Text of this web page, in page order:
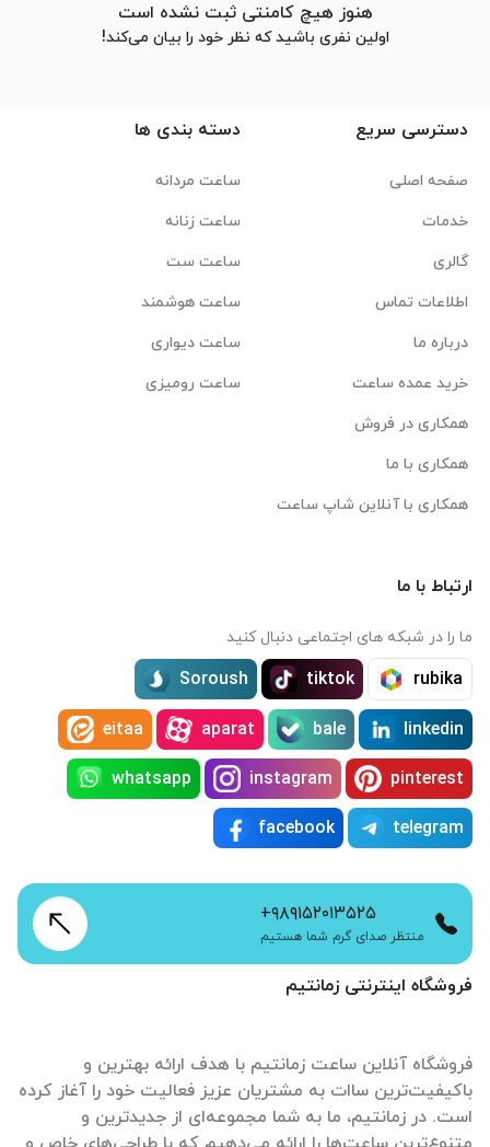
هنوز هیچ کامنتی ثبت نشده است
اولین نفری باشید که نظر خود را بیان می‌کند!
فروشگاه اینترنتی زمانتیم
فروشگاه آنلاین ساعت زمانتیم با هدف ارائه بهترین و
باکیفیت‌ترین ساات‌ به مشتریان عزیز فعالیت خود را آغاز کرده
است. در زمانتیم، ما به شما مجموعه‌ای از جدیدترین و
دسترسی سریع
صفحه اصلی
خدمات
گالری
اطلاعات تماس
درباره ما
خرید عمده ساعت
همکاری در فروش
همکاری با ما
همکاری با آنلاین شاپ ساعت
دسته بندی ها
ساعت مردانه
ساعت زنانه
ساعت ست
ساعت هوشمند
ساعت دیواری
ساعت رومیزی
ارتباط با ما
ما را در شبکه های اجتماعی دنبال کنید
rubika
tiktok
Soroush
linkedin
bale
aparat
eitaa
pinterest
instagram
whatsapp
telegram
facebook
+۹۸۹۱۵۲۰۱۳۵۲۵
منتظر صدای گرم شما هستیم